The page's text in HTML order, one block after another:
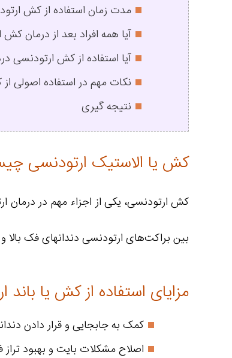
مدت زمان استفاده از کش
آیا همه افراد بعد از درمان کش
آیا استفاده از کش ارتودنسی
نکات مهم در استفاده اصولی
نتیجه گیری
کش یا الاستیک ارتودنسی
کش ارتودنسی، یکی از اجزاء مهم در درمان
بین براکت‌های ارتودنسی دندانهای فک بالا
مزایای استفاده از کش یا باند
کمک به جابجایی و قرار دادن
اصلاح مشکلات بایت و بهبود